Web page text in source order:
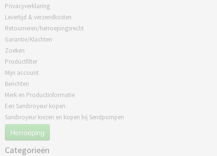
Privacyverklaring
Levertijd & verzendkosten
Retourneren/herroepingsrecht
Garantie/Klachten
Zoeken
Productfilter
Mijn account
Berichten
Merk en Productinformatie
Een Sanibroyeur kopen
Sanibroyeur kiezen en kopen bij Sendpompen
Herroeping
Categorieën